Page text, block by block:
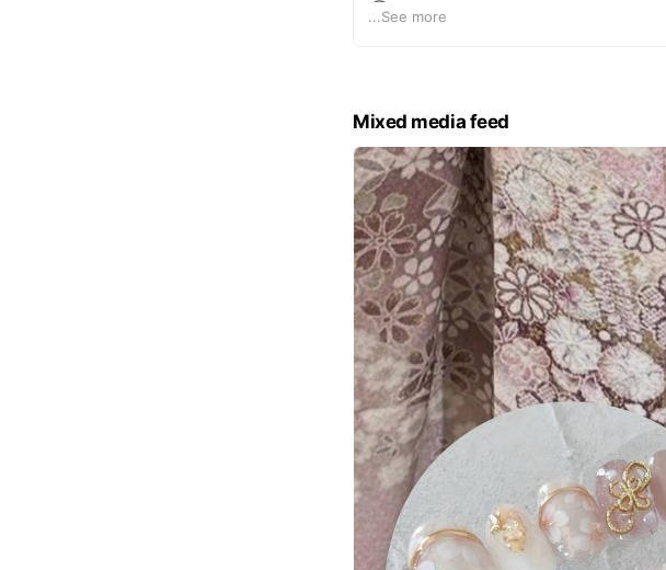
①名前
既読したまま返信ができてない場合などが
ございます。
返信が遅い場合は
お手数をおかけして申し訳ありません
再度メッセージ頂けたら助かります🥺
※オーダーストップ中の場合も
ございます。ご了承くださいませ
...See more
Mixed media feed